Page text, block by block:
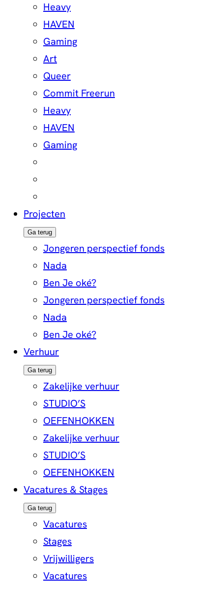
Heavy
HAVEN
Gaming
Art
Queer
Commit Freerun
Heavy
HAVEN
Gaming
Projecten
Ga terug
Jongeren perspectief fonds
Nada
Ben Je oké?
Jongeren perspectief fonds
Nada
Ben Je oké?
Verhuur
Ga terug
Zakelijke verhuur
STUDIO’S
OEFENHOKKEN
Zakelijke verhuur
STUDIO’S
OEFENHOKKEN
Vacatures & Stages
Ga terug
Vacatures
Stages
Vrijwilligers
Vacatures